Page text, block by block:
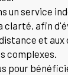
un service
clarté, afin
et aux
complexes.
pour